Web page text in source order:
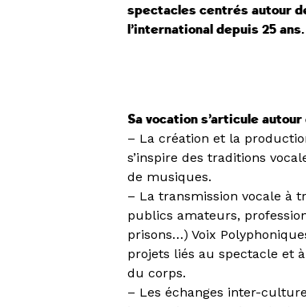
spectacles centrés autour
l’international depuis 25 ans.
Sa vocation s’articule
– La création et la
s’inspire des traditions
de musiques.
– La transmission vocale à
publics amateurs,
prisons…) Voix
projets liés au spectacle et
du corps.
– Les échanges inter-